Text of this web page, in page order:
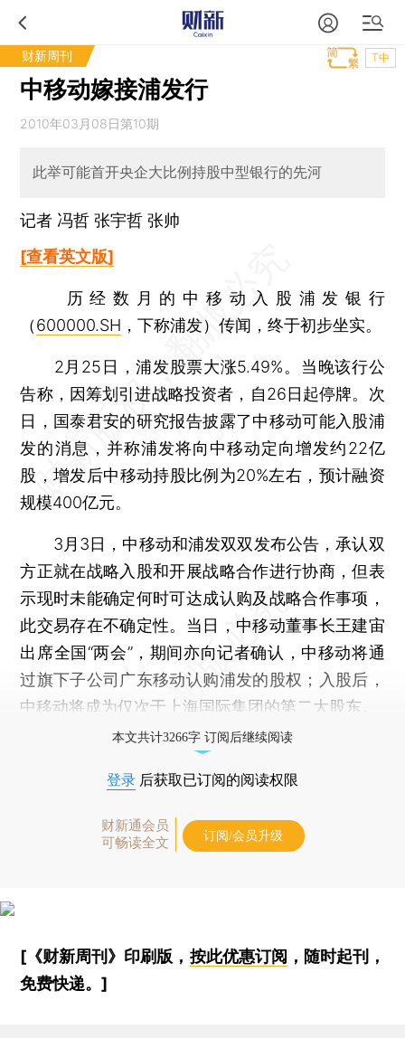
财新周刊 T中
中移动嫁接浦发行
2010年03月08日第10期
此举可能首开央企大比例持股中型银行的先河
记者 冯哲张宇哲 张帅
[查看英文版]
历经数月的中移动入股浦发银行
（600000.SH ，下称浦发）传闻，终于初步坐实。
2月25日，浦发股票大涨5.49%。当晚该行公
告称，因筹划引进战略投资者，自26日起停牌。次
日，国泰君安的研究报告披露了中移动可能入股浦
发的消息，并称浦发将向中移动定向增发约22亿
股，增发后中移动持股比例为20%左右，预计融资
规模400亿元。
3月3日，中移动和浦发双双发布公告，承认双
方正就在战略入股和开展战略合作进行协商，但表
示现时未能确定何时可达成认购及战略合作事项，
此交易存在不确定性。当日，中移动董事长王建宙
出席全国“两会”，期间亦向记者确认，中移动将通
过旗下子公司广东移动认购浦发的股权；入股后，
中移动将成为仅次于上海国际集团的第二大股东。
本文共计3266字 订阅后继续阅读
登录 后获取已订阅的阅读权限
财新通会员
可畅读全文
订阅/会员升级
[《财新周刊》印刷版， 按此优惠订阅 ，随时起刊，
免费快递。]